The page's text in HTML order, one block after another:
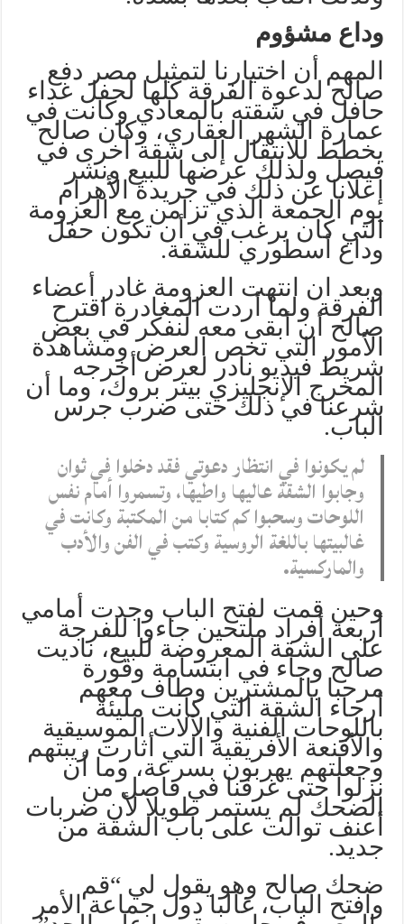
وداع مشؤوم
المهم أن اختيارنا لتمثيل مصر دفع
صالح لدعوة الفرقة كلها لحفل غداء
حافل في شقته بالمعادي وكانت في
عمارة الشهر العقاري، وكان صالح
يخطط للانتقال إلى شقة أخرى في
فيصل ولذلك عرضها للبيع ونشر
إعلانا عن ذلك في جريدة الأهرام
يوم الجمعة الذي تزامن مع العزومة
التي كان يرغب في أن تكون حفل
وداع أسطوري للشقة.
وبعد ان انتهت العزومة غادر أعضاء
الفرقة ولما أردت المغادرة اقترح
صالح أن أبقى معه لنفكر في بعض
الأمور التي تخص العرض ومشاهدة
شريط فيديو نادر لعرض أخرجه
المخرج الإنجليزي بيتر بروك، وما أن
شرعنا في ذلك حتى ضرب جرس
الباب.
لم يكونوا في انتظار دعوتي فقد دخلوا في ثوان
وجابوا الشقة عاليها واطيها، وتسمروا أمام نفس
اللوحات وسحبوا كم كتابا من المكتبة وكانت في
غالبيتها باللغة الروسية وكتب في الفن والأدب
والماركسية.
وحين قمت لفتح الباب وجدت أمامي
أربعة أفراد ملتحين جاءوا للفرجة
على الشقة المعروضة للبيع، ناديت
صالح وجاء في ابتسامة وقورة
مرحبا بالمشترين وطاف معهم
أرجاء الشقة التي كانت مليئة
باللوحات الفنية والآلات الموسيقية
والأقنعة الأفريقية التي أثارت ريبتهم
وجعلتهم يهربون بسرعة، وما أن
نزلوا حتى غرقنا في فاصل من
الضحك لم يستمر طويلا لأن ضربات
أعنف توالت على باب الشقة من
جديد.
ضحك صالح وهو يقول لي “قم
وافتح الباب، غالبا دول جماعة الأمر